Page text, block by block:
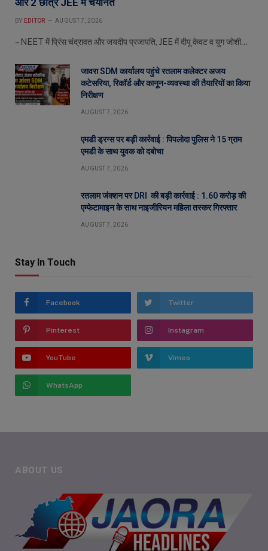
BY EDITOR AUGUST 7, 2026
– NEET में प्रिंस चंद्रावत और जयदीप प्रजापति, JEE में दीपू केवट व युग जोशी…
जावरा SDM कार्यालय पहुंचे रतलाम कलेक्टर अजय
कटेसरिया, रिकॉर्ड और कानून-व्यवस्था की तैयारियों का किया
निरीक्षण
AUGUST 7, 2026
एमडी ड्रग्स पर बड़ी कार्रवाई : पिपलोदा पुलिस ने 15 ग्राम
एमडी के साथ युवक को दबोचा
AUGUST 7, 2026
रतलाम जंक्शन पर DRI की बड़ी कार्रवाई : 1.60 करोड़ की
एम्फेटामाइन के साथ नाइजीरियन महिला तस्कर गिरफ्तार
AUGUST 7, 2026
Stay In Touch
Facebook Twitter
Pinterest Instagram
YouTube Vimeo
WhatsApp
ABOUT US